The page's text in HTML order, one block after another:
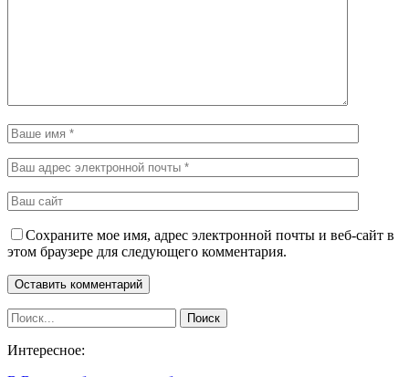
Сохраните мое имя, адрес электронной почты и веб-сайт в
этом браузере для следующего комментария.
Интересное: